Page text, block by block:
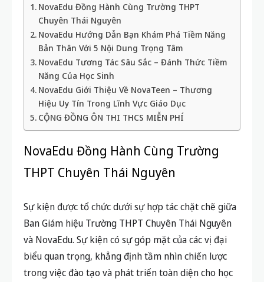
NovaEdu Đồng Hành Cùng Trường THPT
Chuyên Thái Nguyên
NovaEdu Hướng Dẫn Bạn Khám Phá Tiềm Năng
Bản Thân Với 5 Nội Dung Trọng Tâm
NovaEdu Tương Tác Sâu Sắc – Đánh Thức Tiềm
Năng Của Học Sinh
NovaEdu Giới Thiệu Về NovaTeen – Thương
Hiệu Uy Tín Trong Lĩnh Vực Giáo Dục
CỘNG ĐỒNG ÔN THI THCS MIỄN PHÍ
NovaEdu Đồng Hành Cùng Trường
THPT Chuyên Thái Nguyên
Sự kiện được tổ chức dưới sự hợp tác chặt chẽ giữa
Ban Giám hiệu Trường THPT Chuyên Thái Nguyên
và NovaEdu. Sự kiện có sự góp mặt của các vị đại
biểu quan trọng, khẳng định tầm nhìn chiến lược
trong việc đào tạo và phát triển toàn diện cho học